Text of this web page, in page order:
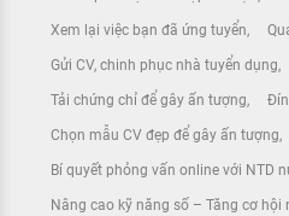
Xem lại việc bạn đã ứng tuyển
Gửi CV, chinh phục nhà tuyển dụng
Tải chứng chỉ để gây ấn tượng
Chọn mẫu CV đẹp để gây ấn tượng
Bí quyết phỏng vấn online với NTD
Nâng cao kỹ năng số – Tăng cơ hội